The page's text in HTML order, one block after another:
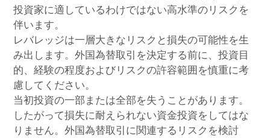
投資家に適しているわけではない高水準のリスクを
伴います。
レバレッジは一層大きなリスクと損失の可能性を生
み出します。外国為替取引を決定する前に、投資目
的、経験の程度およびリスクの許容範囲を慎重に考
慮してください。
当初投資の一部または全部を失うことがあります。
したがって損失に耐えられない資金投資をしてはな
りません。外国為替取引に関連するリスクを検討